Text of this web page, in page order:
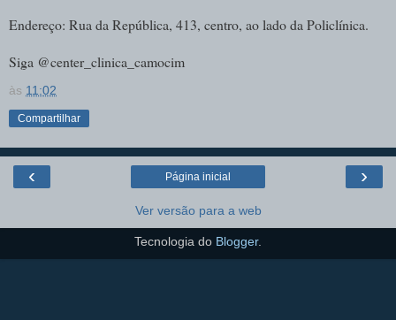
Endereço: Rua da República, 413, centro, ao lado da Policlínica.
Siga @center_clinica_camocim
às 11:02
Compartilhar
‹ ›
Página inicial
Ver versão para a web
Tecnologia do Blogger.